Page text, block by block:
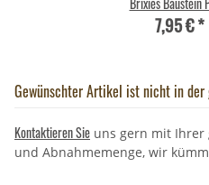
7,95 €*
Gewünschter Artikel ist nicht in der
Kontaktieren Sie uns gern mit
und Abnahmemenge, wir